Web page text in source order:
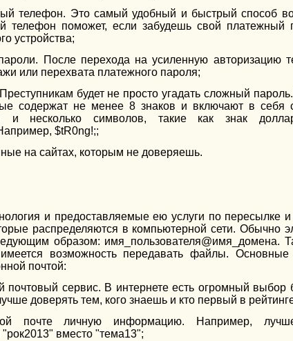
телефон. Это самый удобный и быстрый способ
телефон поможет, если забудешь свой платежный
устройства;
После перехода на усиленную авторизацию
или перехвата платежного пароля;
будет не просто угадать сложный
содержат не менее 8 знаков и включают в себя
и несколько символов, такие как знак
$tR0ng!;;
на сайтах, которым не доверяешь.
и предоставляемые ею услуги по пересылке
распределяются в компьютерной сети. Обычно
образом: имя_пользователя@имя_домена.
имеется возможность передавать файлы.
почтой:
сервис. В интернете есть огромный выбор
доверять тем, кого знаешь и кто первый в
почте личную информацию. Например,
вместо "тема13";